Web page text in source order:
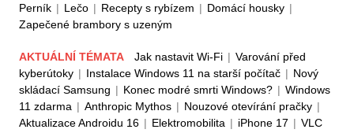
Perník | Lečo | Recepty s rybízem | Domácí housky |
Zapečené brambory s uzeným
AKTUÁLNÍ TÉMATA Jak nastavit Wi-Fi | Varování před
kyberútoky | Instalace Windows 11 na starší počítač | Nový
skládací Samsung | Konec modré smrti Windows? | Windows
11 zdarma | Anthropic Mythos | Nouzové otevírání pračky |
Aktualizace Androidu 16 | Elektromobilita | iPhone 17 | VLC